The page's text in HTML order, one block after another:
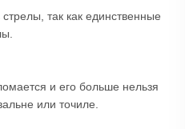
так как единственные
и его больше нельзя
или точиле.